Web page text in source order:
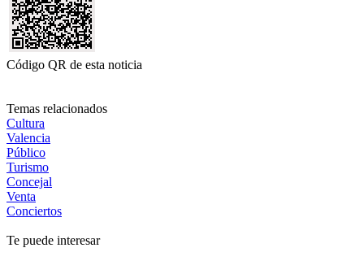
Código QR de esta noticia
Temas relacionados
Cultura
Valencia
Público
Turismo
Concejal
Venta
Conciertos
Te puede interesar